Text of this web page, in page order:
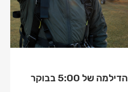
של 5:00 בבוקר